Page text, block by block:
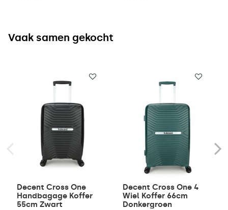
Vaak samen gekocht
Decent Cross One
Handbagage Koffer
55cm Zwart
Decent Cross One 4
Wiel Koffer 66cm
Donkergroen